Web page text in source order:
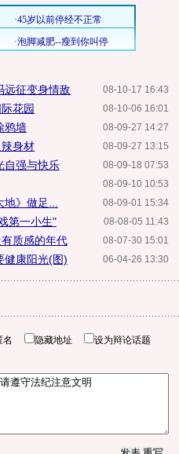
08-10-17 16:43
远征变身情敌
08-10-06 16:01
花园
08-09-27 14:27
鸦墙
08-09-27 13:15
身材
08-09-18 07:53
自强与快乐
08-09-10 10:53
08-09-01 15:34
》做足...
08-08-05 11:43
第一小生"
08-07-30 15:01
有质感的年代
06-04-26 13:30
健康阳光(图)
名 隐藏地址 设为辩论话题